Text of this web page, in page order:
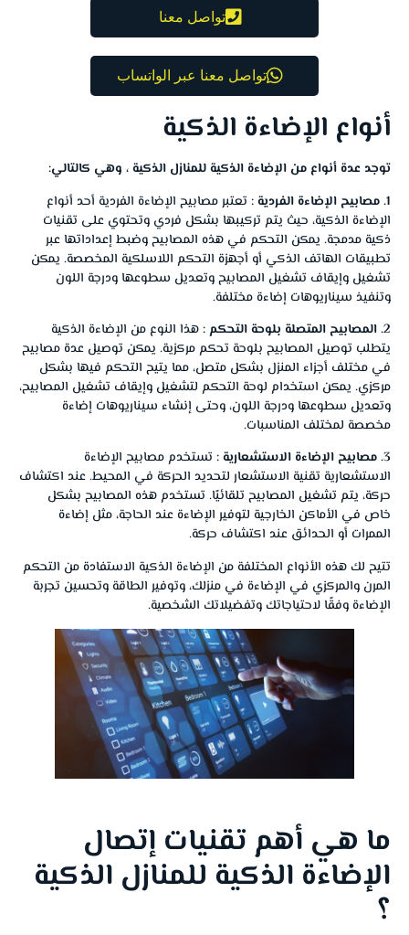
تواصل معنا
تواصل معنا عبر الواتساب
أنواع الإضاءة الذكية
توجد عدة أنواع من الإضاءة الذكية للمنازل الذكية ، وهي كالتالي:
1. مصابيح الإضاءة الفردية :
تعتبر مصابيح الإضاءة الفردية أحد أنواع
الإضاءة الذكية، حيث يتم تركيبها بشكل فردي وتحتوي على تقنيات
ذكية مدمجة. يمكن التحكم في هذه المصابيح وضبط إعداداتها عبر
تطبيقات الهاتف الذكي أو أجهزة التحكم اللاسلكية المخصصة. يمكن
تشغيل وإيقاف تشغيل المصابيح وتعديل سطوعها ودرجة اللون
وتنفيذ سيناريوهات إضاءة مختلفة.
2. المصابيح المتصلة بلوحة التحكم :
هذا النوع من الإضاءة الذكية
يتطلب توصيل المصابيح بلوحة تحكم مركزية. يمكن توصيل عدة مصابيح
في مختلف أجزاء المنزل بشكل متصل، مما يتيح التحكم فيها بشكل
مركزي. يمكن استخدام لوحة التحكم لتشغيل وإيقاف تشغيل المصابيح،
وتعديل سطوعها ودرجة اللون، وحتى إنشاء سيناريوهات إضاءة
مخصصة لمختلف المناسبات.
3. مصابيح الإضاءة الاستشعارية :
تستخدم مصابيح الإضاءة
الاستشعارية تقنية الاستشعار لتحديد الحركة في المحيط. عند اكتشاف
حركة، يتم تشغيل المصابيح تلقائيًا. تستخدم هذه المصابيح بشكل
خاص في الأماكن الخارجية لتوفير الإضاءة عند الحاجة، مثل إضاءة
الممرات أو الحدائق عند اكتشاف حركة.
تتيح لك هذه الأنواع المختلفة من الإضاءة الذكية الاستفادة من التحكم
المرن والمركزي في الإضاءة في منزلك، وتوفير الطاقة وتحسين تجربة
الإضاءة وفقًا لاحتياجاتك وتفضيلاتك الشخصية.
ما هي أهم تقنيات إتصال
الإضاءة الذكية للمنازل الذكية
؟